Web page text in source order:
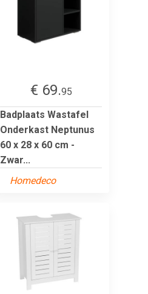
€ 69.95
Badplaats Wastafel
Onderkast Neptunus
60 x 28 x 60 cm -
Zwar...
Homedeco